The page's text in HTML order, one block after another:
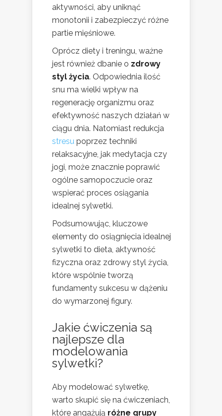
aktywności, aby uniknąć
monotonii i zabezpieczyć różne
partie mięśniowe.
Oprócz diety i treningu, ważne
jest również dbanie o zdrowy
styl życia. Odpowiednia ilość
snu ma wielki wpływ na
regenerację organizmu oraz
efektywność naszych działań w
ciągu dnia. Natomiast redukcja
stresu poprzez techniki
relaksacyjne, jak medytacja czy
jogi, może znacznie poprawić
ogólne samopoczucie oraz
wspierać proces osiągania
idealnej sylwetki.
Podsumowując, kluczowe
elementy do osiągnięcia idealnej
sylwetki to dieta, aktywność
fizyczna oraz zdrowy styl życia,
które wspólnie tworzą
fundamenty sukcesu w dążeniu
do wymarzonej figury.
Jakie ćwiczenia są
najlepsze dla
modelowania
sylwetki?
Aby modelować sylwetkę,
warto skupić się na ćwiczeniach,
które angażują różne grupy